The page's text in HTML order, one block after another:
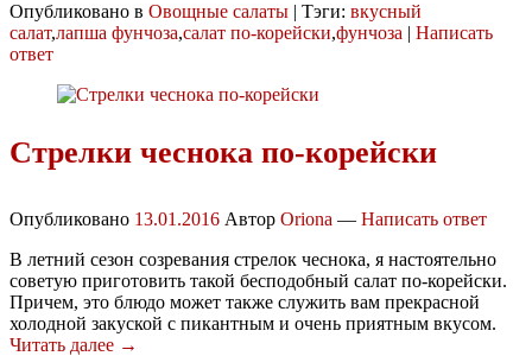
Опубликовано в Овощные салаты | Тэги: вкусный
салат,лапша фунчоза,салат по-корейски,фунчоза | Написать
ответ
Стрелки чеснока по-корейски
Опубликовано 13.01.2016 Автор Oriona — Написать ответ
В летний сезон созревания стрелок чеснока, я настоятельно
советую приготовить такой бесподобный салат по-корейски.
Причем, это блюдо может также служить вам прекрасной
холодной закуской с пикантным и очень приятным вкусом.
Читать далее →